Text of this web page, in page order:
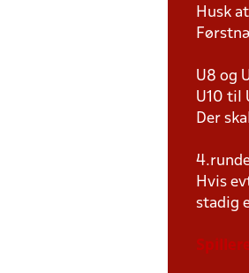
Husk
U8 og
U10 til
Der
Hvis
stadig